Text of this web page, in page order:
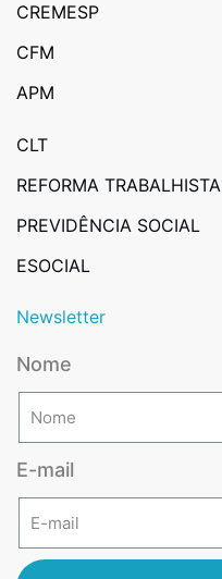
CREMESP
CFM
APM
CLT
REFORMA TRABALHISTA
PREVIDÊNCIA SOCIAL
ESOCIAL
Newsletter
Nome
E-mail